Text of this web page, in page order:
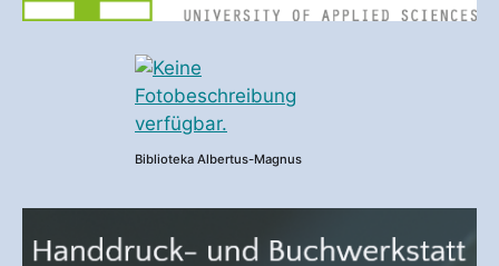
Biblioteka Albertus-Magnus